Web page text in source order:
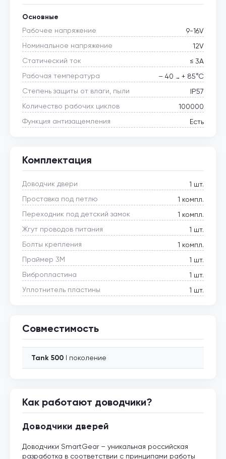
Основные
Рабочее напряжение
9-16V
Номинальное напряжение
12V
Статический ток
≤ 3А
Рабочая температура
– 40 … + 85°С
Степень защиты от влаги, пыли
IP57
Количество рабочих циклов
100000
Функция антизащемления
Есть
Комплектация
Доводчик двери
1 шт.
Проставка под петлю
1 компл.
Переходник под детский замок
1 компл.
Жгут проводов питания
1 шт.
Болты крепления
1 компл.
Праймер 3М
1 шт.
Вибропластина
1 шт.
Уплотнитель пластины
1 шт.
Совместимость
Tank 500 I поколение
Как работают доводчики?
Доводчики дверей
Доводчики SmartGear – уникальная российская
разработка в соответствии с принципами работы